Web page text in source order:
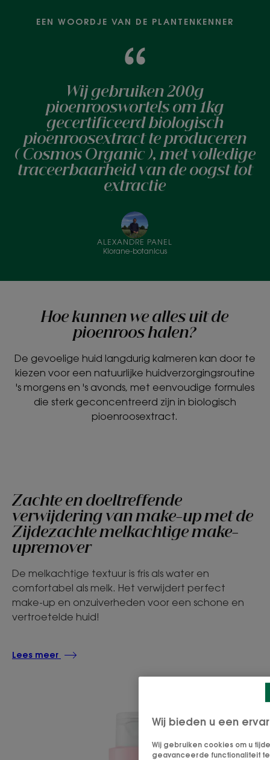
EEN WOORDJE VAN DE PLANTENKENNER
Wij gebruiken 200g
pioenrooswortels om 1kg
gecertificeerd biologisch
pioenroosextract te produceren
( Cosmos Organic ), met volledige
traceerbaarheid van de oogst tot
extractie
ALEXANDRE PANEL
Klorane-botanicus
Hoe kunnen we alles uit de
pioenroos halen?
De gevoelige huid langdurig kalmeren kan door te
kiezen voor een natuurlijke huidverzorgingsroutine
's morgens en 's avonds, met eenvoudige formules
die sterk geconcentreerd zijn in biologisch
pioenroosextract.
Zachte en doeltreffende
verwijdering van make-up met de
Zijdezachte melkachtige make-
upremover
De melkachtige textuur is fris als water en
comfortabel als melk. Het verwijdert perfect
make-up en onzuiverheden voor een schone en
vertroetelde huid!
Lees meer
Wij bieden u een
Wij gebruiken cookies om u
geavanceerde functionaliteit